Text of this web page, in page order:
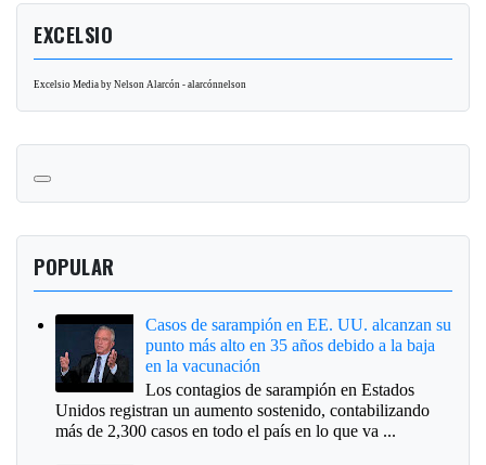
EXCELSIO
Excelsio Media by Nelson Alarcón - alarcónnelson
POPULAR
Casos de sarampión en EE. UU. alcanzan su
punto más alto en 35 años debido a la baja
en la vacunación
Los contagios de sarampión en Estados
Unidos registran un aumento sostenido, contabilizando
más de 2,300 casos en todo el país en lo que va ...